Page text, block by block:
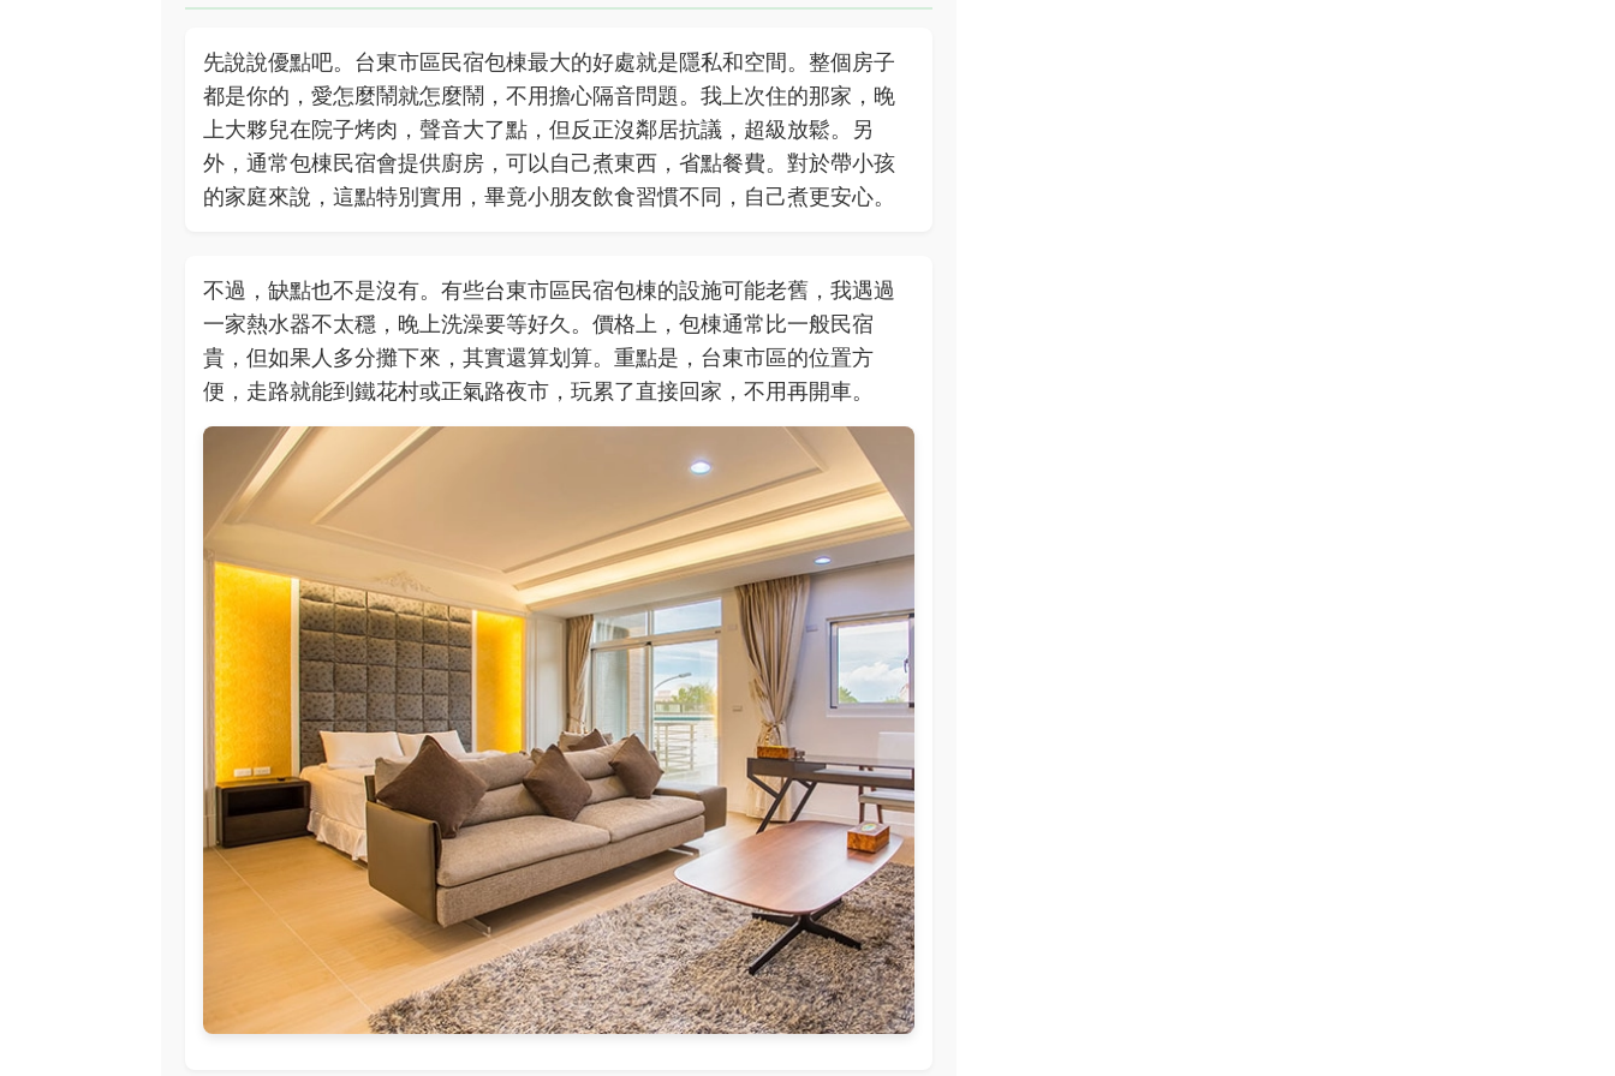
先說說優點吧。台東市區民宿包棟最大的好處就是隱私和空間。整個房子
都是你的，愛怎麼鬧就怎麼鬧，不用擔心隔音問題。我上次住的那家，晚
上大夥兒在院子烤肉，聲音大了點，但反正沒鄰居抗議，超級放鬆。另
外，通常包棟民宿會提供廚房，可以自己煮東西，省點餐費。對於帶小孩
的家庭來說，這點特別實用，畢竟小朋友飲食習慣不同，自己煮更安心。
不過，缺點也不是沒有。有些台東市區民宿包棟的設施可能老舊，我遇過
一家熱水器不太穩，晚上洗澡要等好久。價格上，包棟通常比一般民宿
貴，但如果人多分攤下來，其實還算划算。重點是，台東市區的位置方
便，走路就能到鐵花村或正氣路夜市，玩累了直接回家，不用再開車。